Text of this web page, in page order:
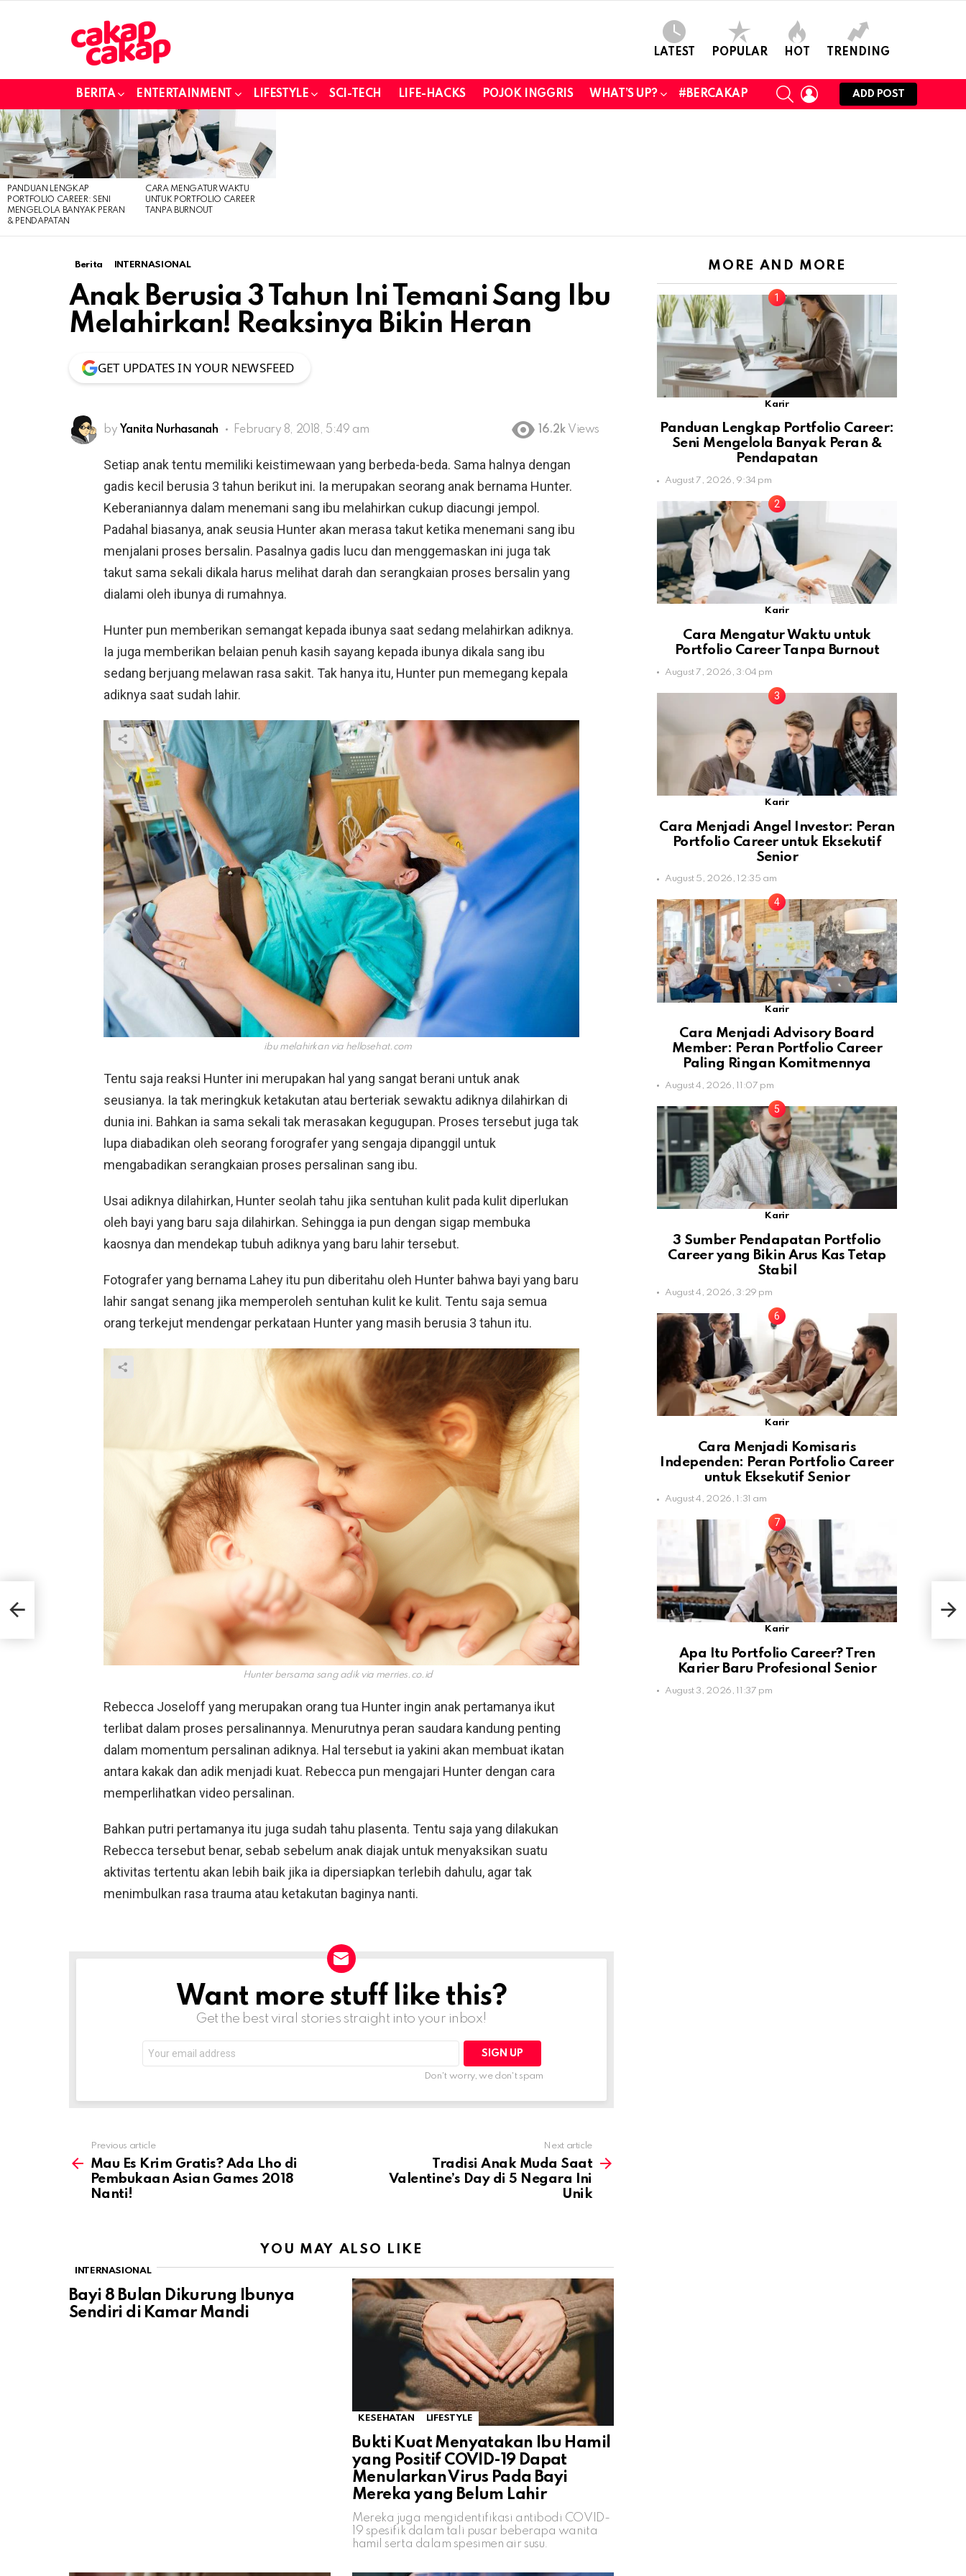
LATEST POPULAR HOT TRENDING
BERITA ENTERTAINMENT LIFESTYLE SCI-TECH LIFE-HACKS POJOK INGGRIS WHAT’S UP? #BERCAKAP
SEARCHLOGIN
ADD POST
LATEST
STORIES
PANDUAN LENGKAP
PORTFOLIO CAREER: SENI
MENGELOLA BANYAK PERAN
& PENDAPATAN
CARA MENGATUR WAKTU
UNTUK PORTFOLIO CAREER
TANPA BURNOUT
Berita INTERNASIONAL
Anak Berusia 3 Tahun Ini Temani Sang Ibu
Melahirkan! Reaksinya Bikin Heran
GET UPDATES IN YOUR NEWSFEED
by Yanita Nurhasanah February 8, 2018, 5:49 am 16.2k Views
Setiap anak tentu memiliki keistimewaan yang berbeda-beda. Sama halnya dengan
gadis kecil berusia 3 tahun berikut ini. Ia merupakan seorang anak bernama Hunter.
Keberaniannya dalam menemani sang ibu melahirkan cukup diacungi jempol.
Padahal biasanya, anak seusia Hunter akan merasa takut ketika menemani sang ibu
menjalani proses bersalin. Pasalnya gadis lucu dan menggemaskan ini juga tak
takut sama sekali dikala harus melihat darah dan serangkaian proses bersalin yang
dialami oleh ibunya di rumahnya.
Hunter pun memberikan semangat kepada ibunya saat sedang melahirkan adiknya.
Ia juga memberikan belaian penuh kasih sayang kepada ibunya dikala sang ibu
sedang berjuang melawan rasa sakit. Tak hanya itu, Hunter pun memegang kepala
adiknya saat sudah lahir.
ibu melahirkan via hellosehat.com
Tentu saja reaksi Hunter ini merupakan hal yang sangat berani untuk anak
seusianya. Ia tak meringkuk ketakutan atau berteriak sewaktu adiknya dilahirkan di
dunia ini. Bahkan ia sama sekali tak merasakan kegugupan. Proses tersebut juga tak
lupa diabadikan oleh seorang forografer yang sengaja dipanggil untuk
mengabadikan serangkaian proses persalinan sang ibu.
Usai adiknya dilahirkan, Hunter seolah tahu jika sentuhan kulit pada kulit diperlukan
oleh bayi yang baru saja dilahirkan. Sehingga ia pun dengan sigap membuka
kaosnya dan mendekap tubuh adiknya yang baru lahir tersebut.
Fotografer yang bernama Lahey itu pun diberitahu oleh Hunter bahwa bayi yang baru
lahir sangat senang jika memperoleh sentuhan kulit ke kulit. Tentu saja semua
orang terkejut mendengar perkataan Hunter yang masih berusia 3 tahun itu.
Hunter bersama sang adik via merries.co.id
Rebecca Joseloff yang merupakan orang tua Hunter ingin anak pertamanya ikut
terlibat dalam proses persalinannya. Menurutnya peran saudara kandung penting
dalam momentum persalinan adiknya. Hal tersebut ia yakini akan membuat ikatan
antara kakak dan adik menjadi kuat. Rebecca pun mengajari Hunter dengan cara
memperlihatkan video persalinan.
Bahkan putri pertamanya itu juga sudah tahu plasenta. Tentu saja yang dilakukan
Rebecca tersebut benar, sebab sebelum anak diajak untuk menyaksikan suatu
aktivitas tertentu akan lebih baik jika ia dipersiapkan terlebih dahulu, agar tak
menimbulkan rasa trauma atau ketakutan baginya nanti.
NEWSLETTERWant more stuff like this?
Get the best viral stories straight into your inbox!
address:
Don't worry, we don't spam
more
Previous article
Mau Es Krim Gratis? Ada Lho di
Pembukaan Asian Games 2018
Nanti!
Next article
Tradisi Anak Muda Saat
Valentine’s Day di 5 Negara Ini
Unik
YOU MAY ALSO LIKE
INTERNASIONAL
Bayi 8 Bulan Dikurung Ibunya
Sendiri di Kamar Mandi
KESEHATAN LIFESTYLE
Bukti Kuat Menyatakan Ibu Hamil
yang Positif COVID-19 Dapat
Menularkan Virus Pada Bayi
Mereka yang Belum Lahir
Mereka juga mengidentifikasi antibodi COVID-
19 spesifik dalam tali pusar beberapa wanita
hamil serta dalam spesimen air susu.
MORE AND MORE
Karir
Panduan Lengkap Portfolio Career:
Seni Mengelola Banyak Peran &
Pendapatan
August 7, 2026, 9:34 pm
Karir
Cara Mengatur Waktu untuk
Portfolio Career Tanpa Burnout
August 7, 2026, 3:04 pm
Karir
Cara Menjadi Angel Investor: Peran
Portfolio Career untuk Eksekutif
Senior
August 5, 2026, 12:35 am
Karir
Cara Menjadi Advisory Board
Member: Peran Portfolio Career
Paling Ringan Komitmennya
August 4, 2026, 11:07 pm
Karir
3 Sumber Pendapatan Portfolio
Career yang Bikin Arus Kas Tetap
Stabil
August 4, 2026, 3:29 pm
Karir
Cara Menjadi Komisaris
Independen: Peran Portfolio Career
untuk Eksekutif Senior
August 4, 2026, 1:31 am
Karir
Apa Itu Portfolio Career? Tren
Karier Baru Profesional Senior
August 3, 2026, 11:37 pm